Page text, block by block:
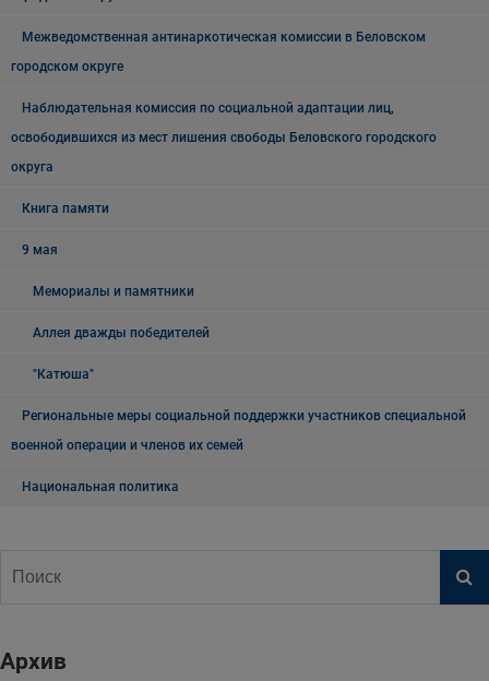
Межведомственная антинаркотическая комиссии в Беловском
городском округе
Наблюдательная комиссия по социальной адаптации лиц,
освободившихся из мест лишения свободы Беловского городского
округа
Книга памяти
9 мая
Мемориалы и памятники
Аллея дважды победителей
"Катюша"
Региональные меры социальной поддержки участников специальной
военной операции и членов их семей
Национальная политика
Архив